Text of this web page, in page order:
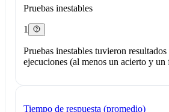
Pruebas inestables
1
Pruebas inestables tuvieron
ejecuciones (al menos un acierto y un
Tiempo de respuesta (promedio)